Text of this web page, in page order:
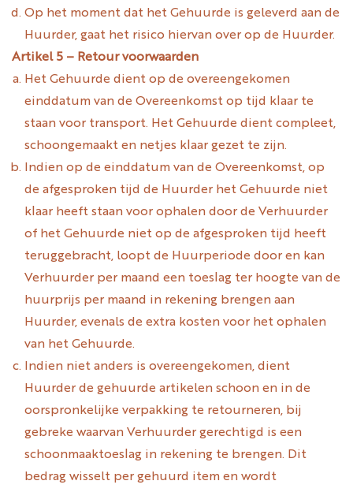
Op het moment dat het Gehuurde is geleverd aan de
Huurder, gaat het risico hiervan over op de Huurder.
Artikel 5 – Retour voorwaarden
Het Gehuurde dient op de overeengekomen
einddatum van de Overeenkomst op tijd klaar te
staan voor transport. Het Gehuurde dient compleet,
schoongemaakt en netjes klaar gezet te zijn.
Indien op de einddatum van de Overeenkomst, op
de afgesproken tijd de Huurder het Gehuurde niet
klaar heeft staan voor ophalen door de Verhuurder
of het Gehuurde niet op de afgesproken tijd heeft
teruggebracht, loopt de Huurperiode door en kan
Verhuurder per maand een toeslag ter hoogte van de
huurprijs per maand in rekening brengen aan
Huurder, evenals de extra kosten voor het ophalen
van het Gehuurde.
Indien niet anders is overeengekomen, dient
Huurder de gehuurde artikelen schoon en in de
oorspronkelijke verpakking te retourneren, bij
gebreke waarvan Verhuurder gerechtigd is een
schoonmaaktoeslag in rekening te brengen. Dit
bedrag wisselt per gehuurd item en wordt